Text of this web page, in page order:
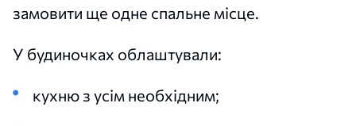
замовити ще одне спальне місце.
У будиночках облаштували:
кухню з усім необхідним;